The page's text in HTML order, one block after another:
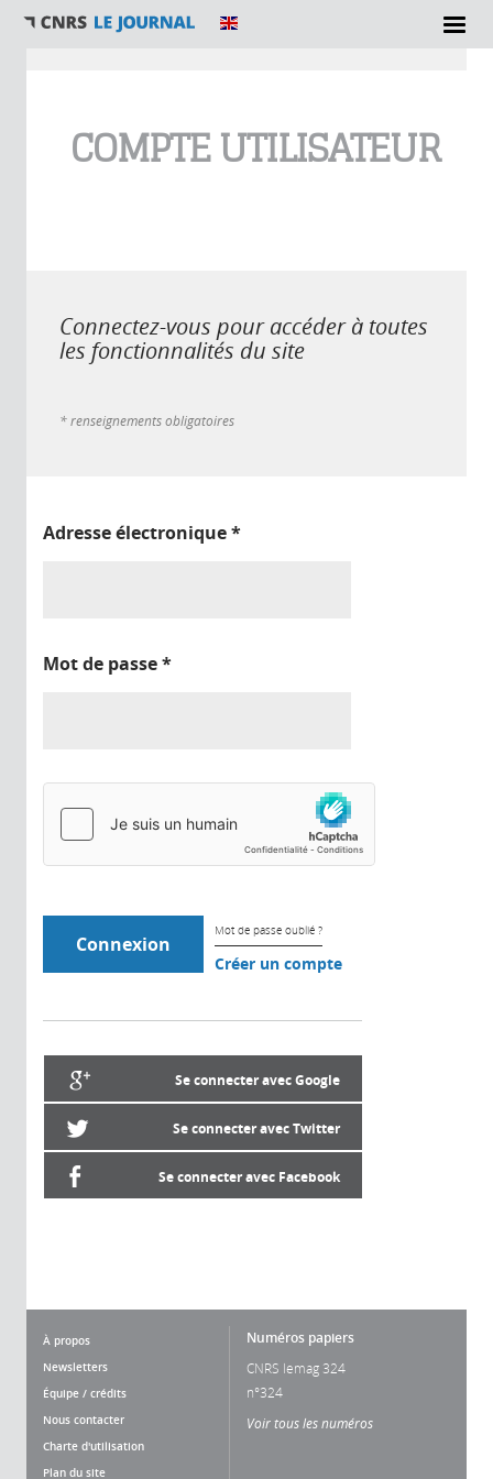
COMPTE UTILISATEUR
Connectez-vous pour accéder à toutes
les fonctionnalités du site
* renseignements obligatoires
Adresse électronique*
Mot de passe*
Mot de passe oublié ?
Créer un compte
Se connecter avec Google
Se connecter avec Twitter
Se connecter avec Facebook
À propos
Newsletters
Équipe / crédits
Nous contacter
Charte d'utilisation
Plan du site
Numéros papiers
CNRS lemag 324
n°324
Voir tous les numéros